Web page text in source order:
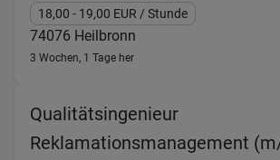
18,00 - 19,00 EUR / Stunde
74076 Heilbronn
3 Wochen, 1 Tage her
Qualitätsingenieur
Reklamationsmanagement